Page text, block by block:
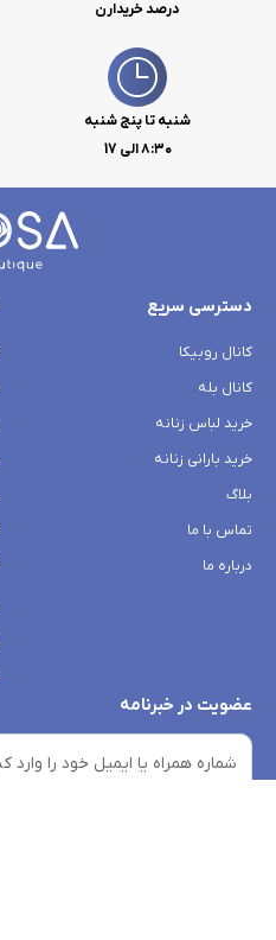
درصد خریدارن
شنبه تا پنج شنبه
۸:۳۰ الی 17
دسترسی سریع
کانال روبیکا
کانال بله
خرید لباس زنانه
خرید بارانی زنانه
بلاگ
تماس با ما
درباره ما
عضویت در خبرنامه